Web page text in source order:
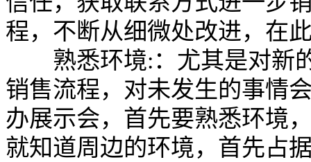
程，不断从细微处改进，在
熟悉环境: ：尤其是对新
销售流程，对未发生的事情
办展示会，首先要熟悉环境
就知道周边的环境，首先占